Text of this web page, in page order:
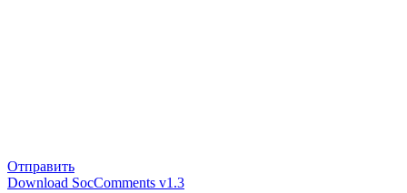
Отправить
Download SocComments v1.3